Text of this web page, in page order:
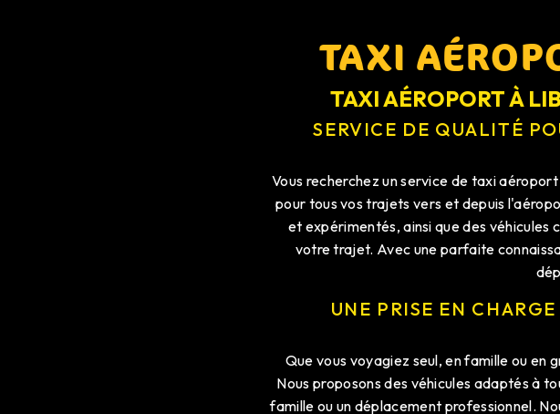
TAXI
TAXI AÉROPORT À
SERVICE DE QUALITÉ
Vous recherchez un service de taxi
pour tous vos trajets vers et depuis
et expérimentés, ainsi que des
votre trajet. Avec une parfaite
UNE PRISE EN
Que vous voyagiez seul, en famille ou en
Nous proposons des véhicules adaptés à
famille ou un déplacement professionnel.